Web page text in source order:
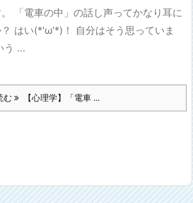
「電車の中」の話し声ってかなり耳に
はい(*'ω'*)！ 自分はそう思っていま
う ...
む 【心理学】「電車 ...